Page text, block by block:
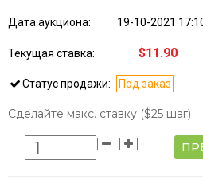
Дата аукциона: 19-10-2021
Текущая ставка: $11.90
Статус продажи: Под заказ
Сделайте макс. ставку ($25 шаг)